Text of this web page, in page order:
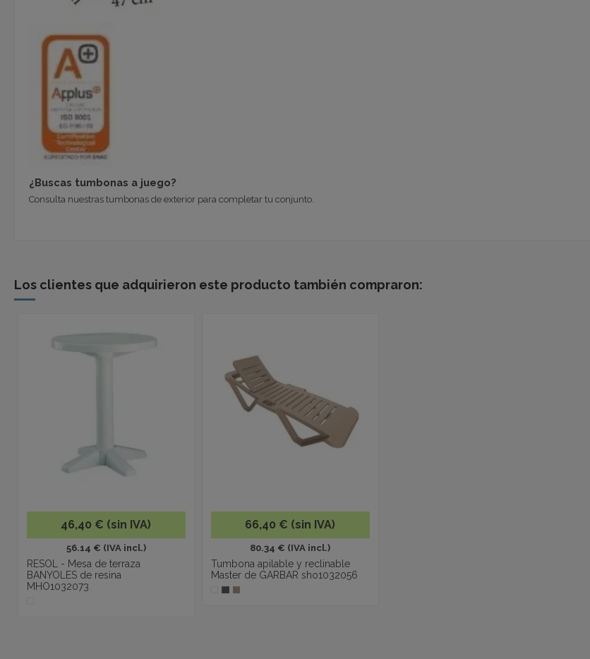
¿Buscas tumbonas a juego?
Consulta nuestras tumbonas de exteriorpara completar tu conjunto.
Los clientes que adquirieron este producto también compraron:
46,40 € (sin IVA)
56.14 € (IVA incl.)
RESOL - Mesa de terraza
BANYOLES de resina
MHO1032073
66,40 € (sin IVA)
80.34 € (IVA incl.)
Tumbona apilable y reclinable
Master de GARBAR sho1032056